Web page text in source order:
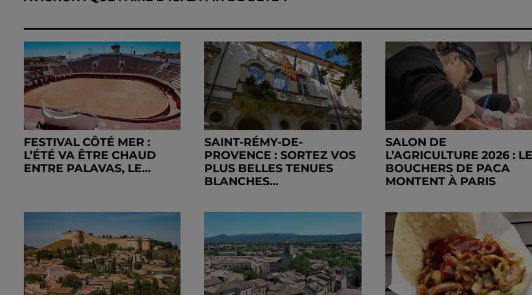
FESTIVAL CÔTÉ MER :
L’ÉTÉ VA ÊTRE CHAUD
ENTRE PALAVAS, LE...
SAINT-RÉMY-DE-
PROVENCE : SORTEZ VOS
PLUS BELLES TENUES
BLANCHES...
SALON DE
L’AGRICULTURE 2026 :
BOUCHERS DE PACA
MONTENT À PARIS